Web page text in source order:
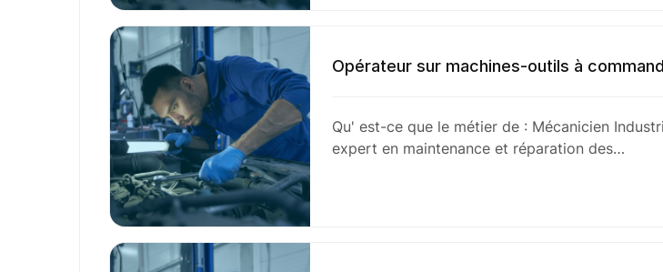
Opérateur sur machines-outils à
Qu' est-ce que le métier de : Mécanicien
expert en maintenance et réparation des…